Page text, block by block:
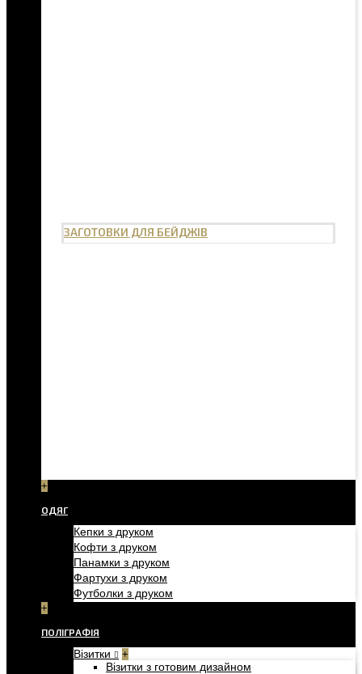
ЗАГОТОВКИ ДЛЯ БЕЙДЖІВ
+
ОДЯГ
Кепки з друком
Кофти з друком
Панамки з друком
Фартухи з друком
Футболки з друком
+
ПОЛІГРАФІЯ
Візитки +
Візитки з готовим дизайном